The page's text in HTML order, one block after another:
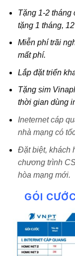
Tặng 1-2 tháng
tặng 1 tháng,
Miễn phí trãi
mất phí.
Lắp đặt triển
Tặng sim
thời gian dùng
Ineternet cáp
nhà mạng có
Đặt biệt, khách
chương trình
hòa mạng mới.
GÓI